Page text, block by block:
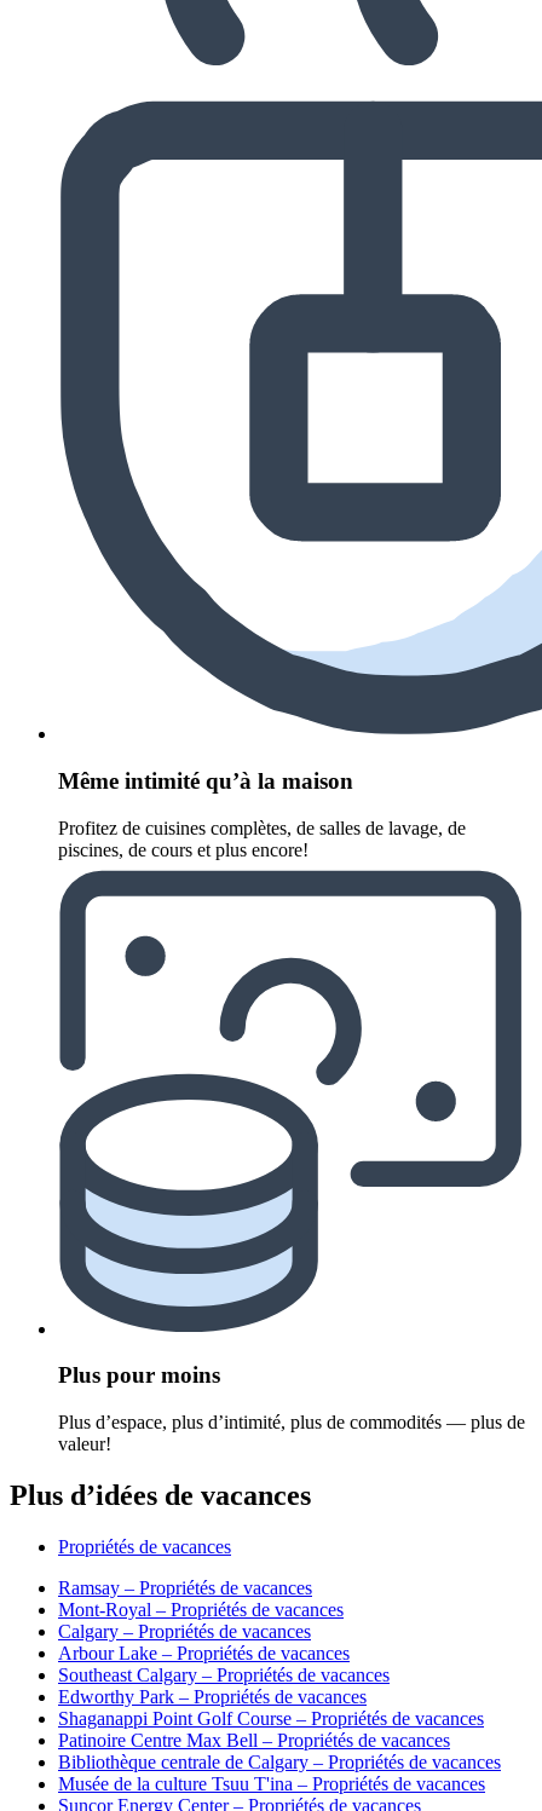
Même intimité qu’à la maison
Profitez de cuisines complètes, de salles de lavage, de
piscines, de cours et plus encore!
Plus pour moins
Plus d’espace, plus d’intimité, plus de commodités — plus de
valeur!
Plus d’idées de vacances
Propriétés de vacances
Ramsay – Propriétés de vacances
Mont-Royal – Propriétés de vacances
Calgary – Propriétés de vacances
Arbour Lake – Propriétés de vacances
Southeast Calgary – Propriétés de vacances
Edworthy Park – Propriétés de vacances
Shaganappi Point Golf Course – Propriétés de vacances
Patinoire Centre Max Bell – Propriétés de vacances
Bibliothèque centrale de Calgary – Propriétés de vacances
Musée de la culture Tsuu T'ina – Propriétés de vacances
Suncor Energy Center – Propriétés de vacances